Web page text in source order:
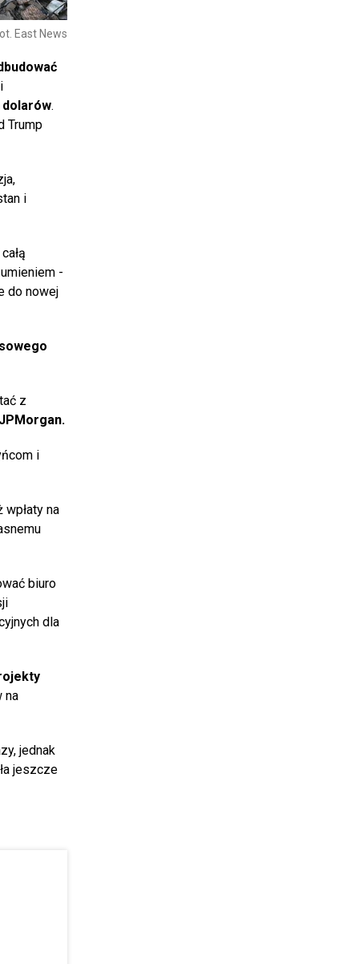
East News
dolarów.
Trump
i
-
do nowej
z
i
na
biuro
dla
na
jednak
jeszcze